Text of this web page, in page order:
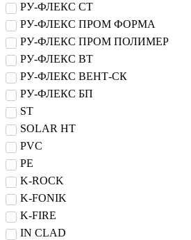
РУ-ФЛЕКС СТ
РУ-ФЛЕКС ПРОМ ФОРМА
РУ-ФЛЕКС ПРОМ ПОЛИМЕР
РУ-ФЛЕКС ВТ
РУ-ФЛЕКС ВЕНТ-СК
РУ-ФЛЕКС БП
ST
SOLAR HT
PVC
PE
K-ROCK
K-FONIK
K-FIRE
IN CLAD